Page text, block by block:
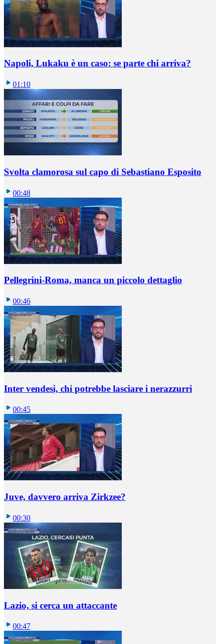
Napoli, Lukaku è un caso: se parte chi arriva?
01:10
Svolta clamorosa sul capo di Sebastiano Esposito
00:48
Pellegrini-Roma, manca un piccolo dettaglio
00:46
Inter vendesi, chi potrebbe lasciare i nerazzurri
00:45
Juve, davvero arriva Zirkzee?
00:30
Lazio, si cerca un attaccante
00:47